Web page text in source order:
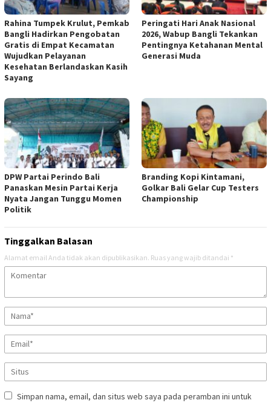
Rahina Tumpek Krulut, Pemkab
Bangli Hadirkan Pengobatan
Gratis di Empat Kecamatan
Wujudkan Pelayanan
Kesehatan Berlandaskan Kasih
Sayang
Peringati Hari Anak Nasional
2026, Wabup Bangli Tekankan
Pentingnya Ketahanan Mental
Generasi Muda
DPW Partai Perindo Bali
Panaskan Mesin Partai Kerja
Nyata Jangan Tunggu Momen
Politik
Branding Kopi Kintamani,
Golkar Bali Gelar Cup Testers
Championship
Tinggalkan Balasan
Alamat email Anda tidak akan dipublikasikan. Ruas yang wajib ditandai *
Simpan nama, email, dan situs web saya pada peramban ini untuk